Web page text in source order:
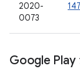
2020-
0073
Google Play